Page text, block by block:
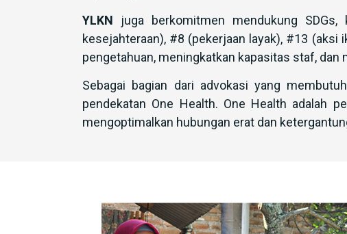
YLKN juga berkomitmen mendukung
kesejahteraan), #8 (pekerjaan layak), #13
pengetahuan, meningkatkan kapasitas staf, dan
Sebagai bagian dari advokasi yang
pendekatan One Health. One Health adalah
mengoptimalkan hubungan erat dan